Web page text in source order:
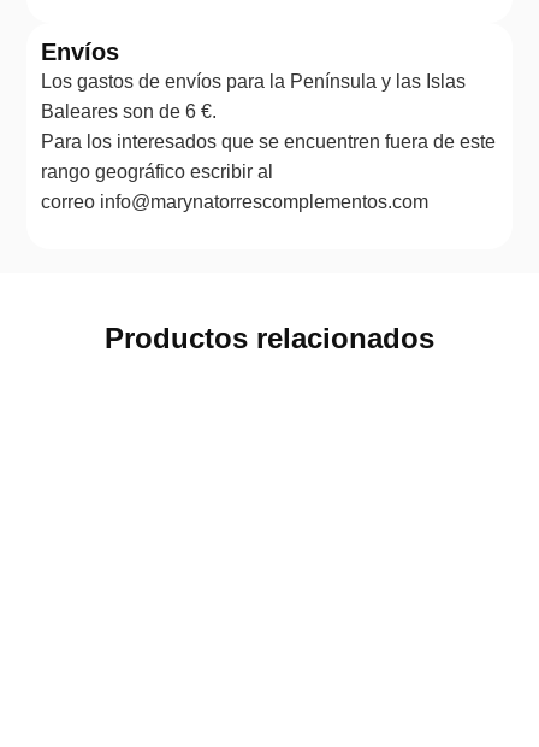
Envíos
Los gastos de envíos para la Península y las Islas
Baleares son de 6 €.
Para los interesados que se encuentren fuera de este
rango geográfico escribir al
correo info@marynatorrescomplementos.com
Productos relacionados